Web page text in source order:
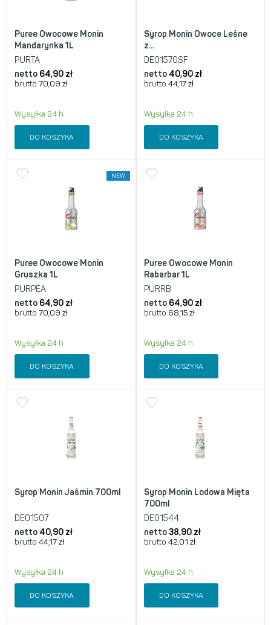
Puree Owocowe Monin
Mandarynka 1L
PURTA
netto 64,90 zł
brutto 70,09 zł
Wysyłka 24 h
DO KOSZYKA
Syrop Monin Owoce Leśne
z...
DE01570SF
netto 40,90 zł
brutto 44,17 zł
Wysyłka 24 h
DO KOSZYKA
NEW
Puree Owocowe Monin
Gruszka 1L
PURPEA
netto 64,90 zł
brutto 70,09 zł
Wysyłka 24 h
DO KOSZYKA
Puree Owocowe Monin
Rabarbar 1L
PURRB
netto 64,90 zł
brutto 68,15 zł
Wysyłka 24 h
DO KOSZYKA
Syrop Monin Jaśmin 700ml
DE01507
netto 40,90 zł
brutto 44,17 zł
Wysyłka 24 h
DO KOSZYKA
Syrop Monin Lodowa Mięta
700ml
DE01544
netto 38,90 zł
brutto 42,01 zł
Wysyłka 24 h
DO KOSZYKA